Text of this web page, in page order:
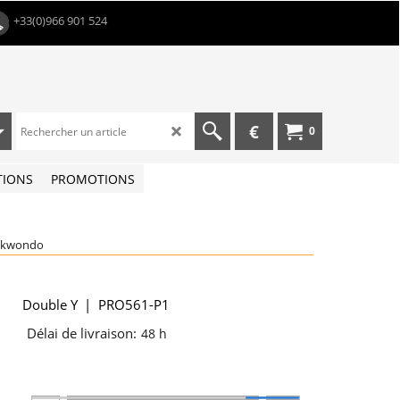
+33(0)966 901 524
0
€
PROMOTIONS
Double Y
PRO561-P1
Délai de livraison: 48 h